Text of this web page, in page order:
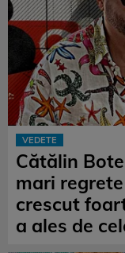
VEDETE
Cătălin
mari
crescut
a ales de